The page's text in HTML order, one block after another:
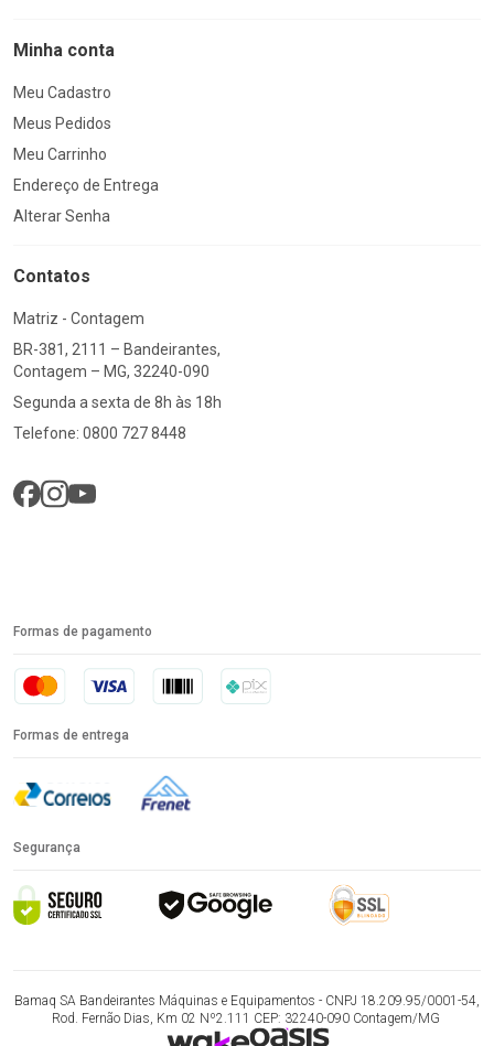
Minha conta
Meu Cadastro
Meus Pedidos
Meu Carrinho
Endereço de Entrega
Alterar Senha
Contatos
Matriz - Contagem
BR-381, 2111 – Bandeirantes,
Contagem – MG, 32240-090
Segunda a sexta de 8h às 18h
Telefone: 0800 727 8448
Formas de pagamento
Formas de entrega
Segurança
Bamaq SA Bandeirantes Máquinas e Equipamentos - CNPJ 18.209.95/0001-54,
Rod. Fernão Dias, Km 02 Nº2.111 CEP: 32240-090 Contagem/MG